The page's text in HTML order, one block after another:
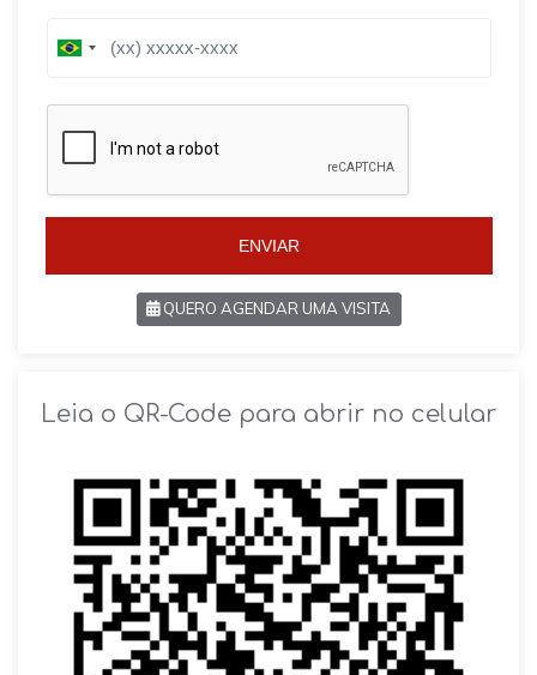
B
i
5
5
ENVIAR
QUERO AGENDAR UMA VISITA
Leia o QR-Code para abrir no celular